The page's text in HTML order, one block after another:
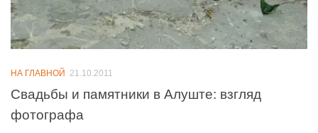
НА ГЛАВНОЙ 21.10.2011
Свадьбы и памятники в Алуште: взгляд
фотографа